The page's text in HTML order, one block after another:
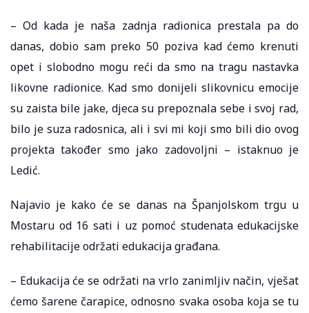
– Od kada je naša zadnja radionica prestala pa do
danas, dobio sam preko 50 poziva kad ćemo krenuti
opet i slobodno mogu reći da smo na tragu nastavka
likovne radionice. Kad smo donijeli slikovnicu emocije
su zaista bile jake, djeca su prepoznala sebe i svoj rad,
bilo je suza radosnica, ali i svi mi koji smo bili dio ovog
projekta također smo jako zadovoljni – istaknuo je
Ledić.
Najavio je kako će se danas na Španjolskom trgu u
Mostaru od 16 sati i uz pomoć studenata edukacijske
rehabilitacije održati edukacija građana.
– Edukacija će se održati na vrlo zanimljiv način, vješat
ćemo šarene čarapice, odnosno svaka osoba koja se tu